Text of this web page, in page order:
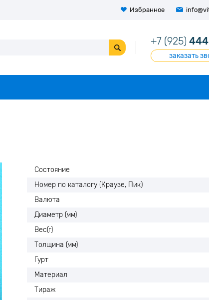
Избранное
+7 (925)
заказать
Состояние
Номер по каталогу (Краузе, Пик)
Валюта
Диаметр (мм)
Вес(г)
Толщина (мм)
Гурт
Материал
Тираж